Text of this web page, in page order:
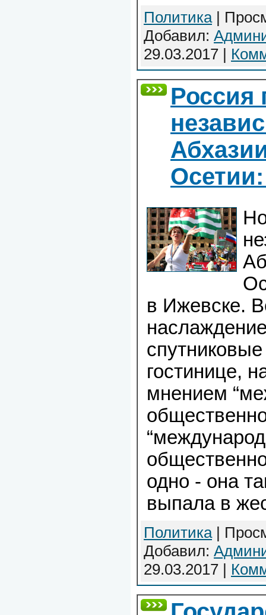
Политика|
Добавил:
29.03.2017 |
Россия
в Ижевске.
гостинице,
мнением
одно - она
выпала в
Политика|
Добавил:
29.03.2017 |